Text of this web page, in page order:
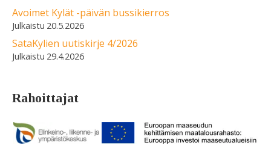
Avoimet Kylät -päivän bussikierros
20.5.2026
SataKylien uutiskirje 4/2026
29.4.2026
Rahoittajat